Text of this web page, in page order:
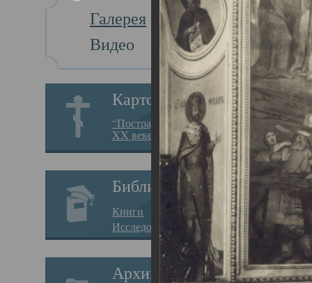
Галерея
Видео
Картотека
“Пострадавшие за веру в
XX веке на Севере”
Библиотека
Книги
Исследования
Архив
Главная